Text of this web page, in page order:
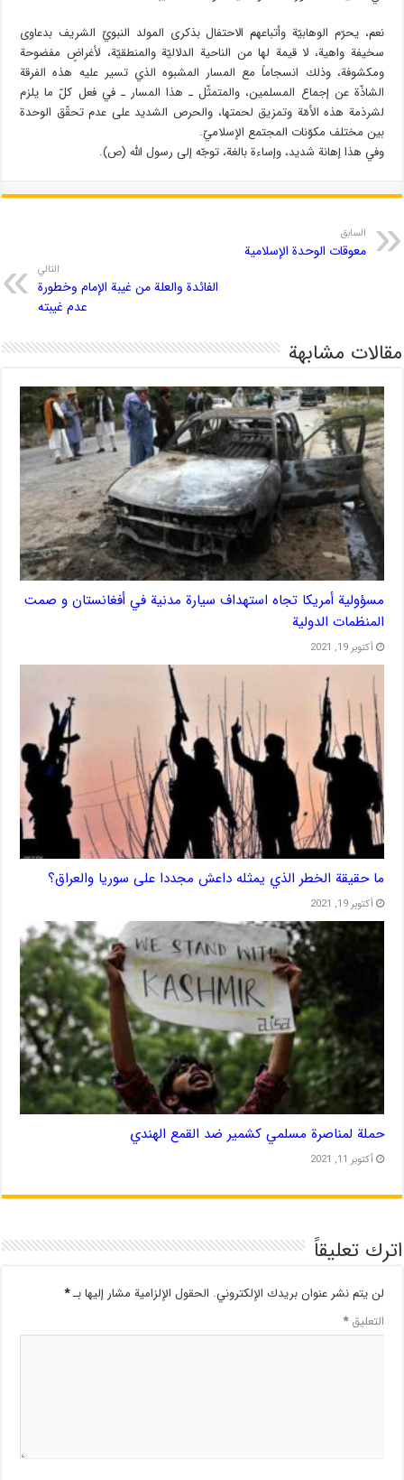
نعم، يحرّم الوهابيّة وأتباعهم الاحتفال بذكرى المولد النبويّ الشريف بدعاوى
سخيفة واهية، لا قيمة لها من الناحية الدلاليّة والمنطقيّة، لأغراضٍ مفضوحة
ومكشوفة، وذلك انسجاماً مع المسار المشبوه الذي تسير عليه هذه الفرقة
الشاذّة عن إجماع المسلمين، والمتمثّل ـ هذا المسار ـ في فعل كلّ ما يلزم
لشرذمة هذه الأمّة وتمزيق لحمتها، والحرص الشديد على عدم تحقّق الوحدة
بين مختلف مكوّنات المجتمع الإسلاميّ.
وفي هذا إهانة شديد، وإساءة بالغة، توجّه إلى رسول الله (ص).
السابق
معوقات الوحدة الإسلامية
التالي
الفائدة والعلة من غيبة الإمام وخطورة
عدم غيبته
مقالات مشابهة
مسؤولية أمريكا تجاه استهداف سيارة مدنية في أفغانستان و صمت
المنظمات الدولية
أكتوبر 19, 2021
ما حقيقة الخطر الذي يمثله داعش مجددا على سوريا والعراق؟
أكتوبر 19, 2021
حملة لمناصرة مسلمي كشمير ضد القمع الهندي
أكتوبر 11, 2021
اترك تعليقاً
لن يتم نشر عنوان بريدك الإلكتروني. الحقول الإلزامية مشار إليها بـ*
التعليق*